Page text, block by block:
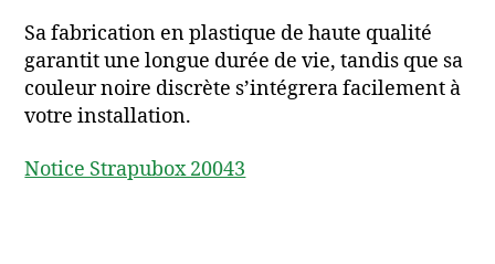
Sa fabrication en plastique de haute qualité
garantit une longue durée de vie, tandis que sa
couleur noire discrète s’intégrera facilement à
votre installation.
Notice Strapubox 20043